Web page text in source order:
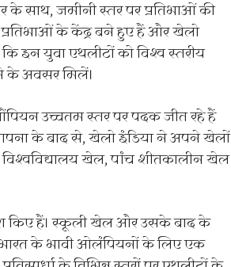
साथ, जमीनी स्तर पर प्रतिभाओं की
के केंद्र बने हुए हैं और खेलो
इन युवा एथलीटों को विश्व स्तरीय
के अवसर मिलें।
उच्चतम स्तर पर पदक जीत रहे हैं
के बाद से, खेलो इंडिया ने अपने खेलों
खेल, पांच शीतकालीन खेल
किए हैं। स्कूली खेल और उसके बाद के
के भावी ओलंपियनों के लिए एक